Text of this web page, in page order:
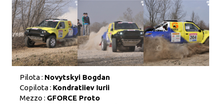
Pilota : Novytskyi Bogdan
Copilota : Kondratiiev Iurii
Mezzo : GFORCE Proto